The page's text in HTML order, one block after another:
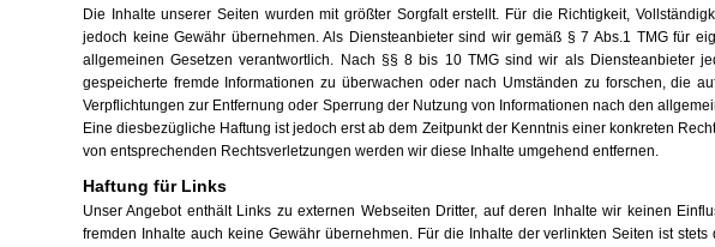
Die Inhalte unserer Seiten wurden mit größter Sorgfalt erstellt. Für die Richtigkeit,
jedoch keine Gewähr übernehmen. Als Diensteanbieter sind wir gemäß § 7 Abs.1 TMG für
allgemeinen Gesetzen verantwortlich. Nach §§ 8 bis 10 TMG sind wir als Diensteanbieter
gespeicherte fremde Informationen zu überwachen oder nach Umständen zu forschen, die
Verpflichtungen zur Entfernung oder Sperrung der Nutzung von Informationen nach den
Eine diesbezügliche Haftung ist jedoch erst ab dem Zeitpunkt der Kenntnis einer konkreten
von entsprechenden Rechtsverletzungen werden wir diese Inhalte umgehend entfernen.
Haftung für Links
Unser Angebot enthält Links zu externen Webseiten Dritter, auf deren Inhalte wir keinen
fremden Inhalte auch keine Gewähr übernehmen. Für die Inhalte der verlinkten Seiten ist